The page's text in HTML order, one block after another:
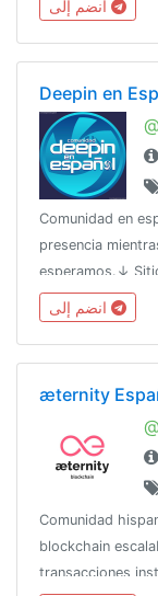
Deepin en
Comunidad en
presencia
esperamos.↓
Reglashttp://
æternity
Comunidad
blockchain
transacciones